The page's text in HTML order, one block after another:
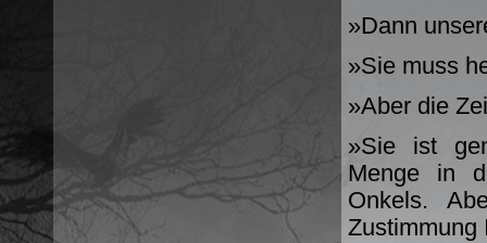
»Dann
»Sie muss
»Aber die
»Sie ist
Menge in
Onkels.
Zustimmung